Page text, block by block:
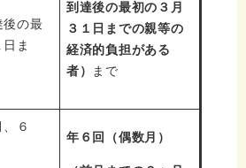
後の最
ま
到達後の最初の３月
３１日までの親等の
経済的負担がある
者）
まで
６
年６回（偶数月）